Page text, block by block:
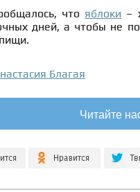
чтояблоки –
дней, а чтобы не
Благая
Читайте